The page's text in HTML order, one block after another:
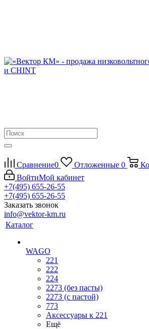
Сравнение0 Отложенные 0
ВойтиМой кабинет
+7(495) 655-26-55
+7(495) 655-26-55
Заказать звонок
info@vektor-km.ru
Каталог
WAGO
221
222
224
2273 (без пасты)
2273 (с пастой)
773
Аксессуары к 221
Ещё